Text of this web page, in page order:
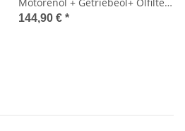
HF152 (23,37Euro/L) 779290,
144,90 € *